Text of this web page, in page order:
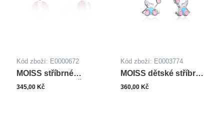
Kód zboží: E0000672
MOISS stříbrné
náušnice BERUŠKA
345,00 Kč
Kód zboží: E0003774
MOISS dětské stříbrné
náušnice SMALT
360,00 Kč